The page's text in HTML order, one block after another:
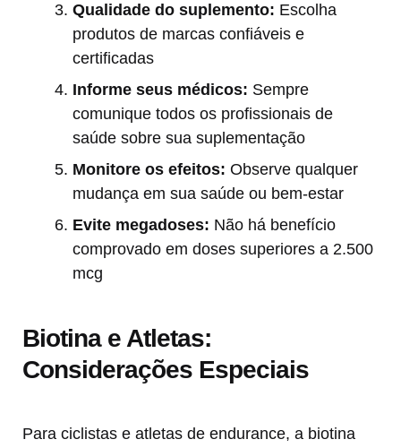
Qualidade do suplemento: Escolha
produtos de marcas confiáveis e
certificadas
Informe seus médicos: Sempre
comunique todos os profissionais de
saúde sobre sua suplementação
Monitore os efeitos: Observe qualquer
mudança em sua saúde ou bem-estar
Evite megadoses: Não há benefício
comprovado em doses superiores a 2.500
mcg
Biotina e Atletas:
Considerações Especiais
Para ciclistas e atletas de endurance, a biotina